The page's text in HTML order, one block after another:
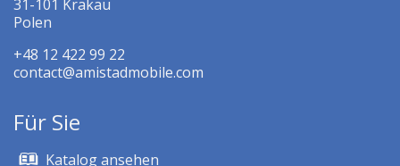
31-101 Krakau
Polen
+48 12 422 99 22
contact@amistadmobile.com
Für Sie
Katalog ansehen